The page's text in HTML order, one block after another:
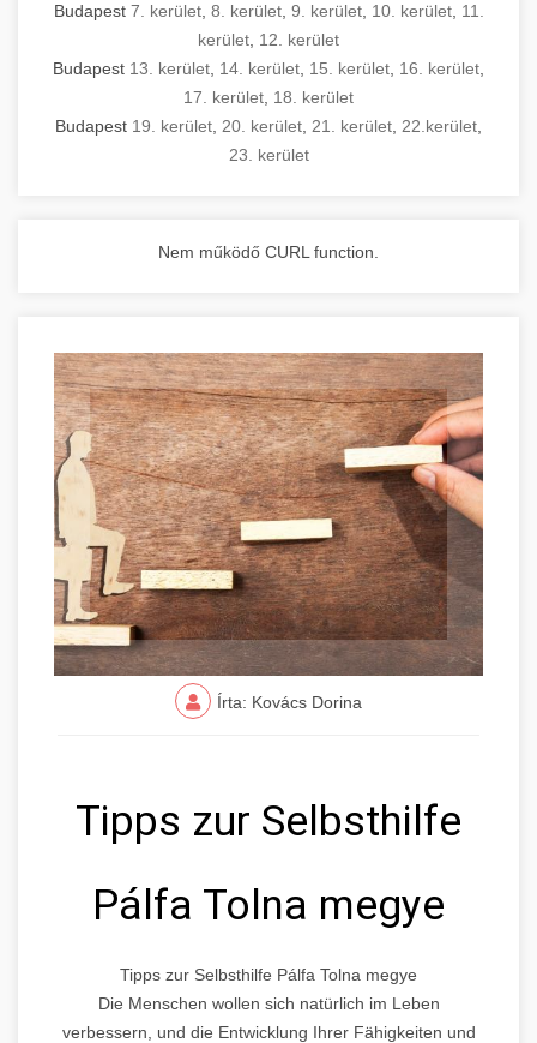
Budapest 7. kerület, 8. kerület, 9. kerület, 10. kerület, 11.
kerület 12. kerület
Budapest 13. kerület 14. kerület 15. kerület 16. kerület
17. kerület 18. kerület
Budapest 19. kerület 20. kerület 21. kerület 22.kerület
23. kerület
Nem működő CURL function.
Írta: Kovács Dorina
Tipps zur Selbsthilfe
Pálfa Tolna megye
Tipps zur Selbsthilfe Pálfa Tolna megye
Die Menschen wollen sich natürlich im Leben
verbessern, und die Entwicklung Ihrer Fähigkeiten und